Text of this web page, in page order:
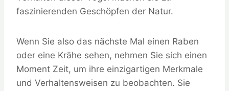
faszinierenden Geschöpfen der Natur.
Wenn Sie also das nächste Mal einen Raben
oder eine Krähe sehen, nehmen Sie sich einen
Moment Zeit, um ihre einzigartigen Merkmale
und Verhaltensweisen zu beobachten. Sie